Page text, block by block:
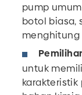
pump
botol biasa,
untuk